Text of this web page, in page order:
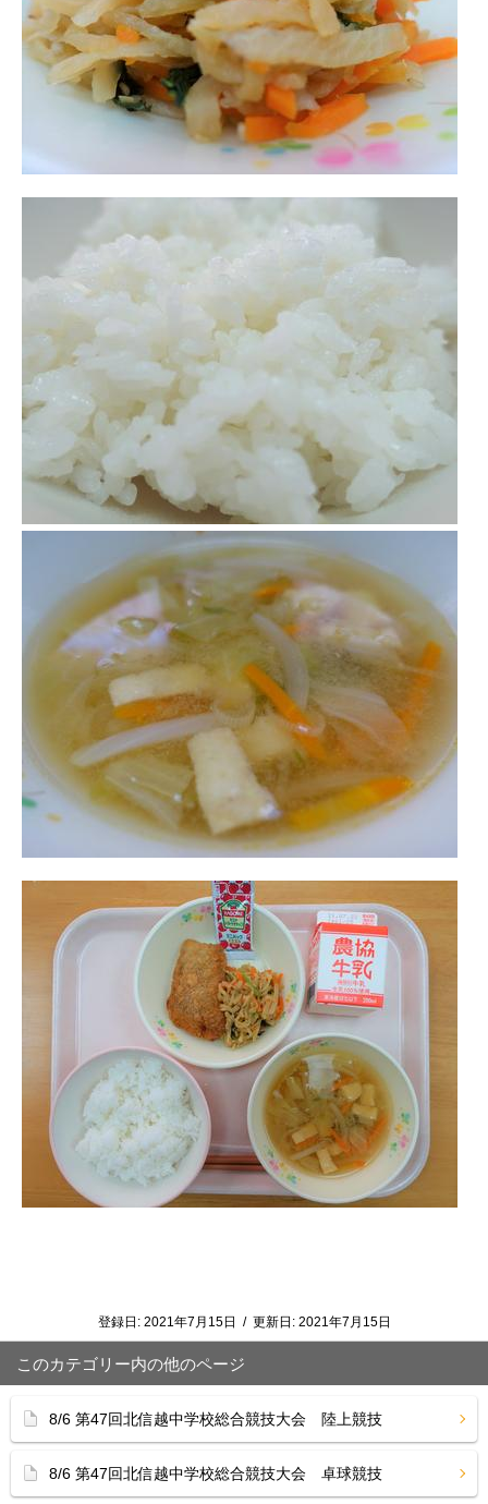
登録日: 2021年7月15日 / 更新日: 2021年7月15日
このカテゴリー内の他のページ
8/6 第47回北信越中学校総合競技大会 陸上競技
8/6 第47回北信越中学校総合競技大会 卓球競技